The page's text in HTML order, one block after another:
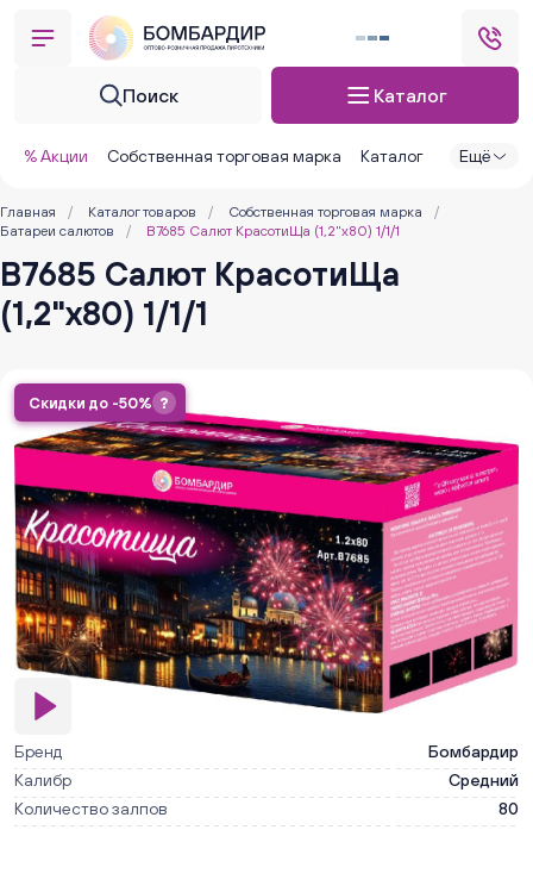
Поиск Каталог
% Акции Собственная торговая марка Каталог Ещё
Главная / Каталог товаров / Собственная торговая марка
/
Батареи салютов
/ В7685 Салют КрасотиЩа (1,2"х80) 1/1/1
В7685 Салют КрасотиЩа
(1,2"х80) 1/1/1
Скидки до -50% ?
Бренд
Бомбардир
Калибр
Средний
Количество залпов
80